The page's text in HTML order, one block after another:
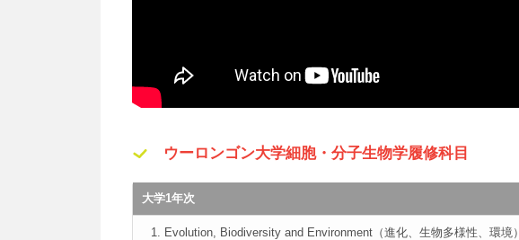
ウーロンゴン大学細胞・分子生物学履修科目
大学1年次
Evolution, Biodiversity and Environment（進化、生物多様性、環境）